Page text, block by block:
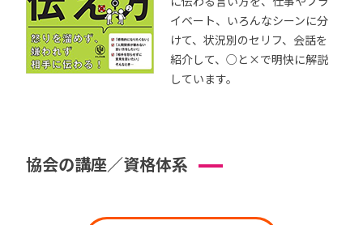
イベート、いろんなシーンに分
けて、状況別のセリフ、会話を
紹介して、○と×で明快に解説
しています。
協会の講座／資格体系